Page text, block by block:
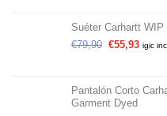
Suéter Carhartt
€79,90 €55,93 igic
Pantalón Corto
Garment Dyed